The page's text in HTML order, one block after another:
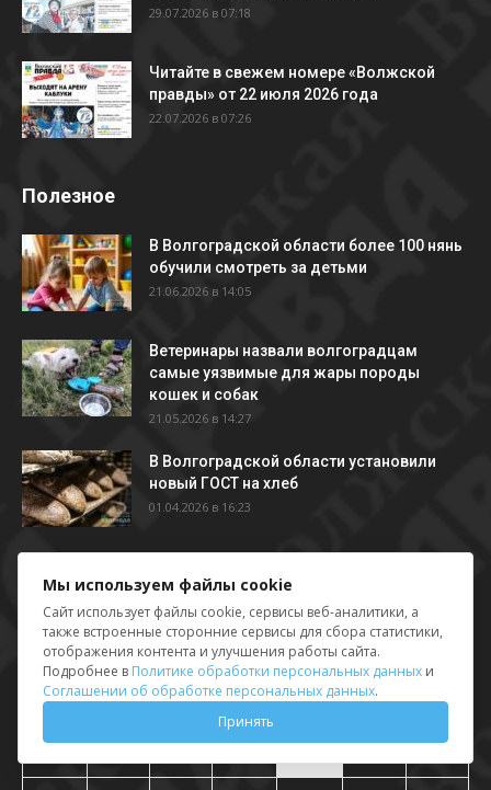
29.07.2026 в 07:18
Читайте в свежем номере «Волжской
правды» от 22 июля 2026 года
22.07.2026 в 07:26
Полезное
В Волгоградской области более 100 нянь
обучили смотреть за детьми
21.06.2026 в 14:05
Ветеринары назвали волгоградцам
самые уязвимые для жары породы
кошек и собак
21.05.2026 в 14:27
В Волгоградской области установили
новый ГОСТ на хлеб
01.04.2026 в 16:23
Календарь новостей
Август 2026
Пн Вт Ср Чт Пт Сб Вс
Мы используем файлы cookie
Сайт использует файлы cookie, сервисы веб-аналитики, а
также встроенные сторонние сервисы для сбора статистики,
отображения контента и улучшения работы сайта.
Подробнее в Политике обработки персональных данных и
Соглашении об обработке персональных данных.
Принять